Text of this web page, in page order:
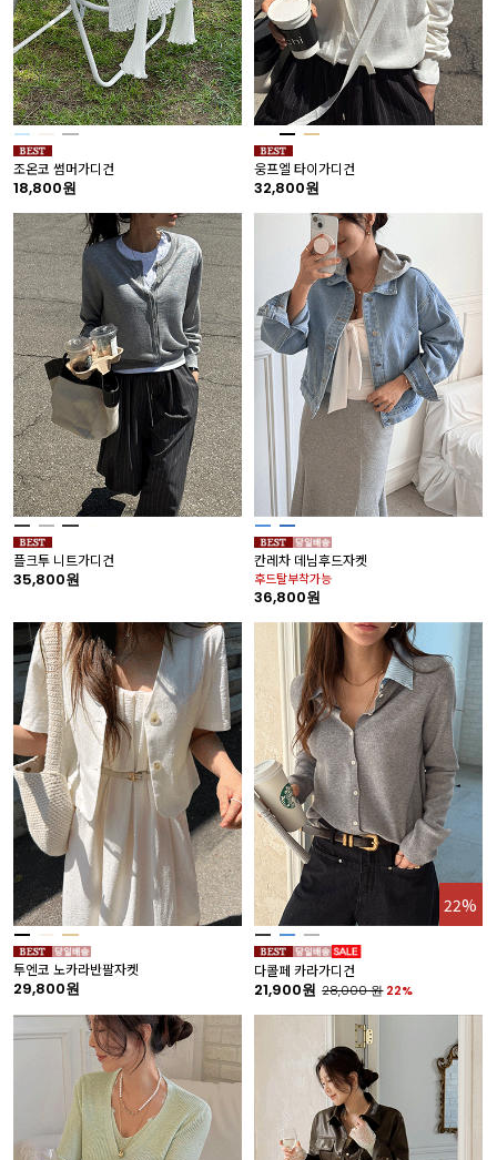
조온코 썸머가디건
18,800원
웅프엘 타이가디건
32,800원
플크투 니트가디건
35,800원
칸레차 데님후드자켓
후드탈부착가능
36,800원
투엔코 노카라반팔자켓
29,800원
22%
다콜페 카라가디건
21,900원 28,000원 22%